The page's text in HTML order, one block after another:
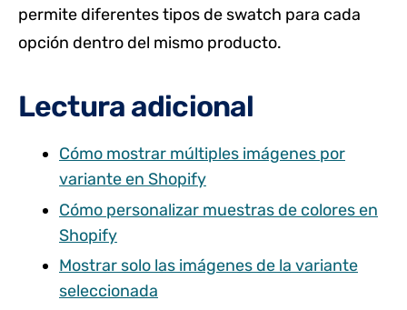
permite diferentes tipos de swatch para cada
opción dentro del mismo producto.
Lectura adicional
Cómo mostrar múltiples imágenes por
variante en Shopify
Cómo personalizar muestras de colores en
Shopify
Mostrar solo las imágenes de la variante
seleccionada